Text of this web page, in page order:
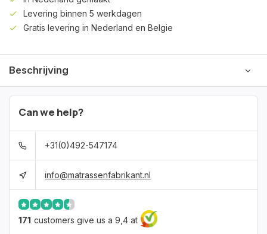
Levering binnen 5 werkdagen
Gratis levering in Nederland en Belgie
Beschrijving
Can we help?
+31(0)492-547174
info@matrassenfabrikant.nl
171 customers give us a 9,4 at